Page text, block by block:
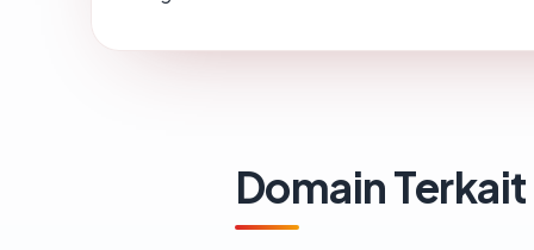
Domain Terkait